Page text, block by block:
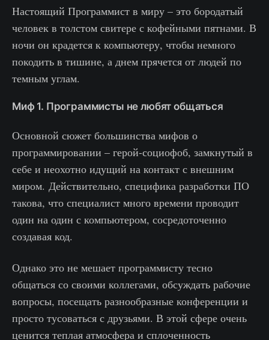
Настоящий Программист в миру – это бородатый
человек в толстом свитере с кофейными пятнами. В
ночи он крадется к компьютеру, чтобы немного
покодить в тишине, а днем прячется от людей по
темным углам.
Миф 1. Программисты не любят общаться
Основной сюжет большинства мифов о
программировании – герой-социофоб, замкнутый в
себе и неохотно идущий на контакт с внешним
миром. Действительно, специфика разработки ПО
такова, что специалист много времени проводит
один на один с компьютером, сосредоточенно
создавая код.
Однако это не мешает программисту тесно
общаться со своими коллегами, обсуждать рабочие
вопросы, посещать разнообразные конференции и
просто тусоваться с друзьями. В этой сфере очень
ценится теплая атмосфера и сплоченность